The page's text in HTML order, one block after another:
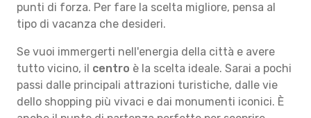
punti di forza. Per fare la scelta migliore, pensa al
tipo di vacanza che desideri.
Se vuoi immergerti nell'energia della città e avere
tutto vicino, il centro è la scelta ideale. Sarai a pochi
passi dalle principali attrazioni turistiche, dalle vie
dello shopping più vivaci e dai monumenti iconici. È